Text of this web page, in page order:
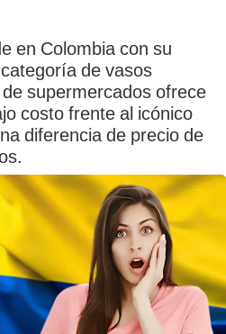
en Colombia con su
de vasos
supermercados ofrece
costo frente al icónico
diferencia de precio de